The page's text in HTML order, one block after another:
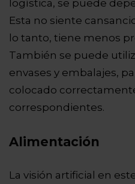
logística, se puede
Esta no siente
lo tanto, tiene menos
También se puede
envases y embalajes,
colocado
correspondientes.
Alimentación
La visión artificial en